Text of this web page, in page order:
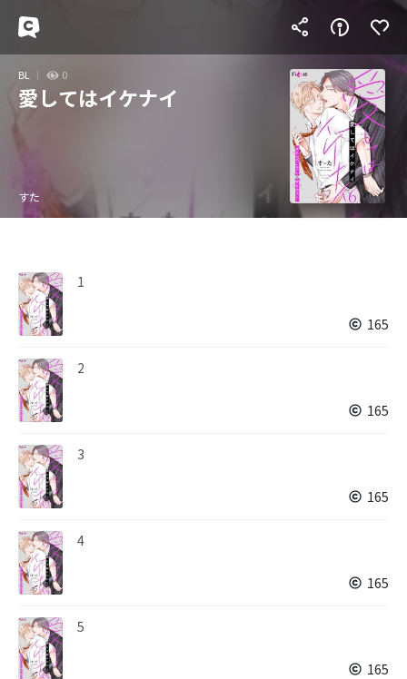
BL 0
愛してはイケナイ
すた
1
165
2
165
3
165
4
165
5
165